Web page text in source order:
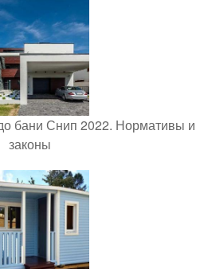
бани Снип 2022. Нормативы и
законы